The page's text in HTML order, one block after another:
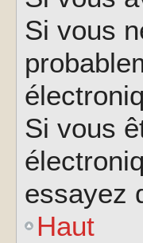
Si vous
Si vous
essayez
Haut